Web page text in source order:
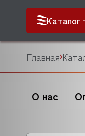
Каталог
Главная
О нас